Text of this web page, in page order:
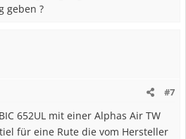
geben ?
#7
652UL mit einer Alphas Air TW
für eine Rute die vom Hersteller